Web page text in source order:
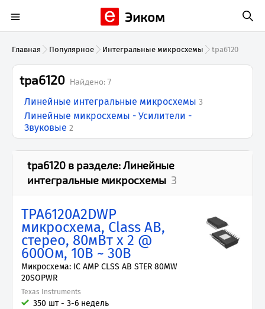
Эиком
Главная Популярное Интегральные микросхемы tpa6120
tpa6120 Найдено:7
Линейные интегральные микросхемы 3
Линейные микросхемы - Усилители -
Звуковые 2
tpa6120 в разделе:Линейные
интегральные микросхемы 3
TPA6120A2DWP
микросхема, Class AB,
стерео, 80мВт x 2 @
600Ом, 10В ~ 30В
Микросхема: IC AMP CLSS AB STER 80MW
20SOPWR
Texas Instruments
350 шт - 3-6 недель